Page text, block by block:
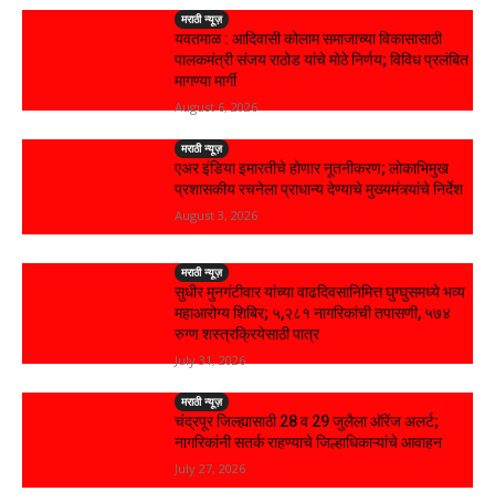
मराठी न्यूज़
यवतमाळ : आदिवासी कोलाम समाजाच्या विकासासाठी
पालकमंत्री संजय राठोड यांचे मोठे निर्णय; विविध प्रलंबित
मागण्या मार्गी
August 6, 2026
मराठी न्यूज़
एअर इंडिया इमारतीचे होणार नूतनीकरण; लोकाभिमुख
प्रशासकीय रचनेला प्राधान्य देण्याचे मुख्यमंत्र्यांचे निर्देश
August 3, 2026
मराठी न्यूज़
सुधीर मुनगंटीवार यांच्या वाढदिवसानिमित्त घुग्घुसमध्ये भव्य
महाआरोग्य शिबिर; ५,२८१ नागरिकांची तपासणी, ५७४
रुग्ण शस्त्रक्रियेसाठी पात्र
July 31, 2026
मराठी न्यूज़
चंद्रपूर जिल्ह्यासाठी 28 व 29 जुलैला ऑरेंज अलर्ट;
नागरिकांनी सतर्क राहण्याचे जिल्हाधिकाऱ्यांचे आवाहन
July 27, 2026